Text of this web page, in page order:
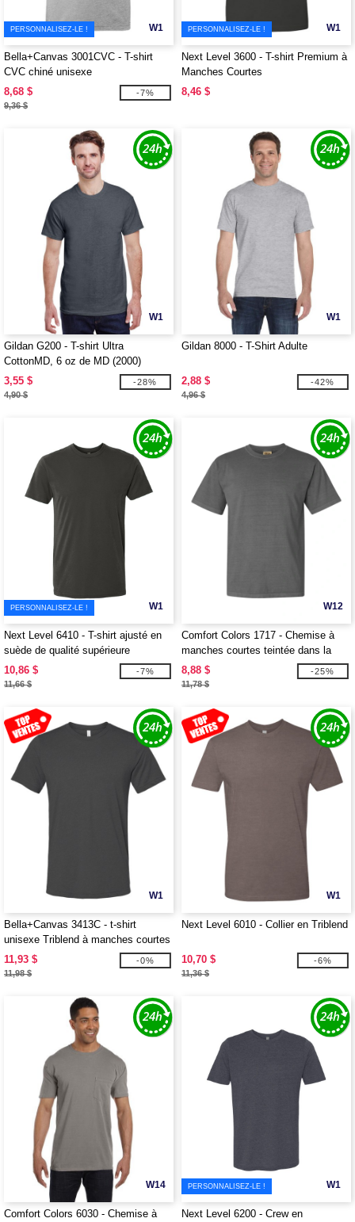
W1
PERSONNALISEZ-LE !
Bella+Canvas 3001CVC - T-shirt
CVC chiné unisexe
8,68 $
9,36 $
-7%
W1
PERSONNALISEZ-LE !
Next Level 3600 - T-shirt Premium à
Manches Courtes
8,46 $
W1
Gildan G200 - T-shirt Ultra
CottonMD, 6 oz de MD (2000)
3,55 $
4,90 $
-28%
W1
Gildan 8000 - T-Shirt Adulte
2,88 $
4,96 $
-42%
W1
PERSONNALISEZ-LE !
Next Level 6410 - T-shirt ajusté en
suède de qualité supérieure
10,86 $
11,66 $
-7%
W12
Comfort Colors 1717 - Chemise à
manches courtes teintée dans la
masse
8,88 $
11,78 $
-25%
W1
Bella+Canvas 3413C - t-shirt
unisexe Triblend à manches courtes
11,93 $
11,98 $
-0%
W1
Next Level 6010 - Collier en Triblend
10,70 $
11,36 $
-6%
W14
Comfort Colors 6030 - Chemise à
W1
PERSONNALISEZ-LE !
Next Level 6200 - Crew en